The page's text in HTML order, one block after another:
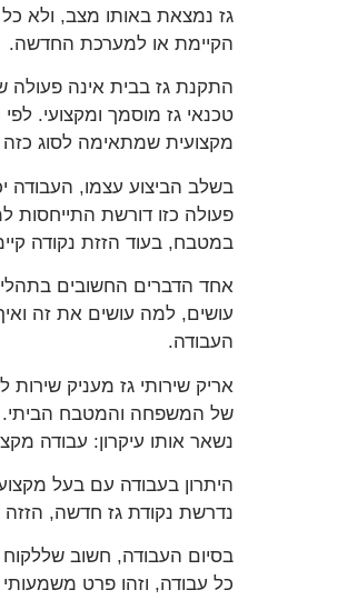
גז נמצאת באותו מצב, ולא
הקיימת או למערכת החדשה.
התקנת גז בבית אינה פעולה
מקצועית שמתאימה לסוג
בשלב הביצוע עצמו, העבודה
פעולה כזו דורשת התייחסות
במטבח, בעוד הזזת נקודה
אחד הדברים החשובים
עושים, למה עושים את זה
העבודה.
אריק שירותי גז מעניק
של המשפחה והמטבח הביתי.
נשאר אותו עיקרון: עבודה
היתרון בעבודה עם בעל
נדרשת נקודת גז חדשה, הזזה
בסיום העבודה, חשוב
כל עבודה, וזהו פרט